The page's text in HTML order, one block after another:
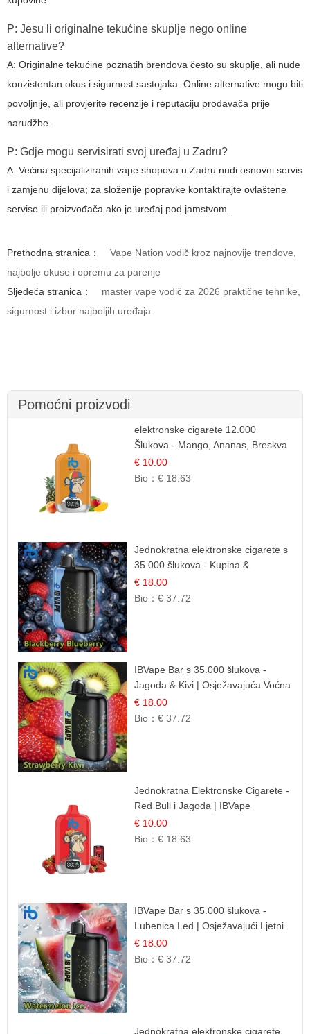
P: Jesu li originalne tekućine skuplje nego online
alternative?
A: Originalne tekućine poznatih brendova često su skuplje, ali nude
konzistentan okus i sigurnost sastojaka. Online alternative mogu biti
povoljnije, ali provjerite recenzije i reputaciju prodavača prije
narudžbe.
P: Gdje mogu servisirati svoj uređaj u Zadru?
A: Većina specijaliziranih vape shopova u Zadru nudi osnovni servis
i zamjenu dijelova; za složenije popravke kontaktirajte ovlaštene
servise ili proizvođača ako je uređaj pod jamstvom.
Prethodna stranica：
Vape Nation vodič kroz najnovije trendove,
najbolje okuse i opremu za parenje
Sljedeća stranica：
master vape vodič za 2026 praktične tehnike,
sigurnost i izbor najboljih uređaja
Pomoćni proizvodi
elektronske cigarete 12.000
Šlukova - Mango, Ananas, Breskva
| Tropska Voćna Mješavina
€ 10.00
Bio：€ 18.63
Jednokratna elektronske cigarete s
35.000 šlukova - Kupina &
Borovnica | Intenzivna Mješavina
Šumskog Voća
€ 18.00
Bio：€ 37.72
IBVape Bar s 35.000 šlukova -
Jagoda & Kivi | Osježavajuća Voćna
Mješavina
€ 18.00
Bio：€ 37.72
Jednokratna Elektronske Cigarete -
Red Bull i Jagoda | IBVape
€ 10.00
Bio：€ 18.63
IBVape Bar s 35.000 šlukova -
Lubenica Led | Osježavajući Ljetni
Okus
€ 18.00
Bio：€ 37.72
Jednokratna elektronske cigarete